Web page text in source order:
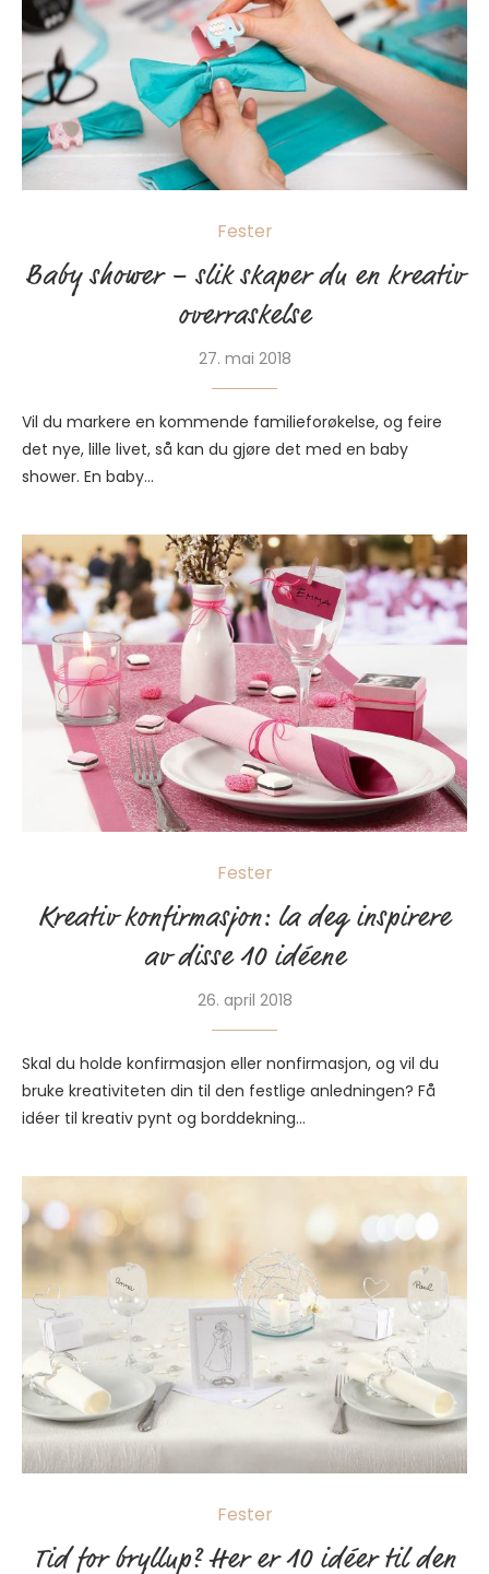
Fester
Baby shower – slik skaper du en kreativ
overraskelse
27. mai 2018
Vil du markere en kommende familieforøkelse, og feire
det nye, lille livet, så kan du gjøre det med en baby
shower. En baby…
Fester
Kreativ konfirmasjon: la deg inspirere
av disse 10 idéene
26. april 2018
Skal du holde konfirmasjon eller nonfirmasjon, og vil du
bruke kreativiteten din til den festlige anledningen? Få
idéer til kreativ pynt og borddekning…
Fester
Tid for bryllup? Her er 10 idéer til den